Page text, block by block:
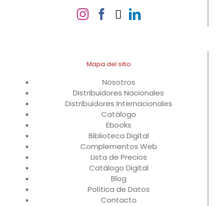
Mapa del sitio
Nosotros
Distribuidores Nacionales
Distribuidores Internacionales
Catálogo
Ebooks
Biblioteca Digital
Complementos Web
Lista de Precios
Catálogo Digital
Blog
Política de Datos
Contacto